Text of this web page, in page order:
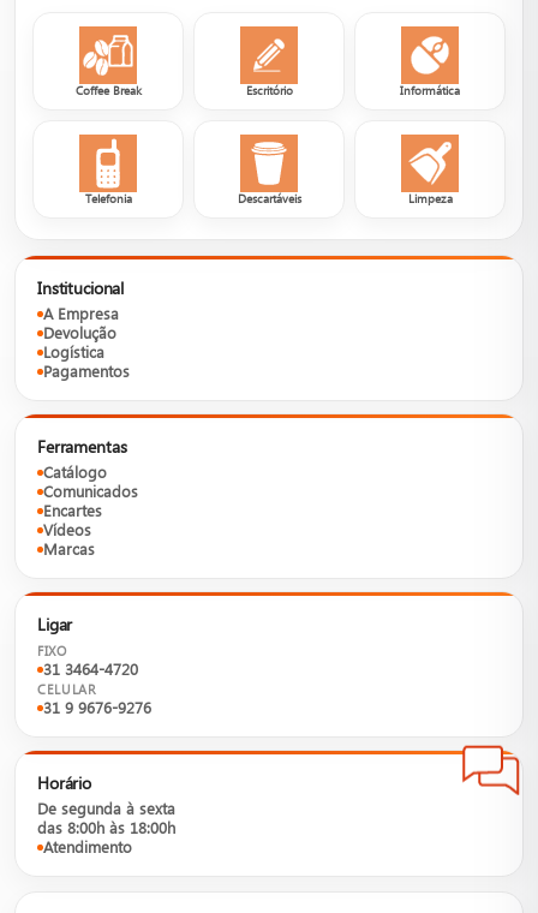
Coffee Break Escritório Informática
Telefonia Descartáveis Limpeza
Institucional
A Empresa
Devolução
Logística
Pagamentos
Ferramentas
Catálogo
Comunicados
Encartes
Vídeos
Marcas
Ligar
FIXO
31 3464-4720
CELULAR
31 9 9676-9276
Horário
De segunda à sexta
das 8:00h às 18:00h
Atendimento